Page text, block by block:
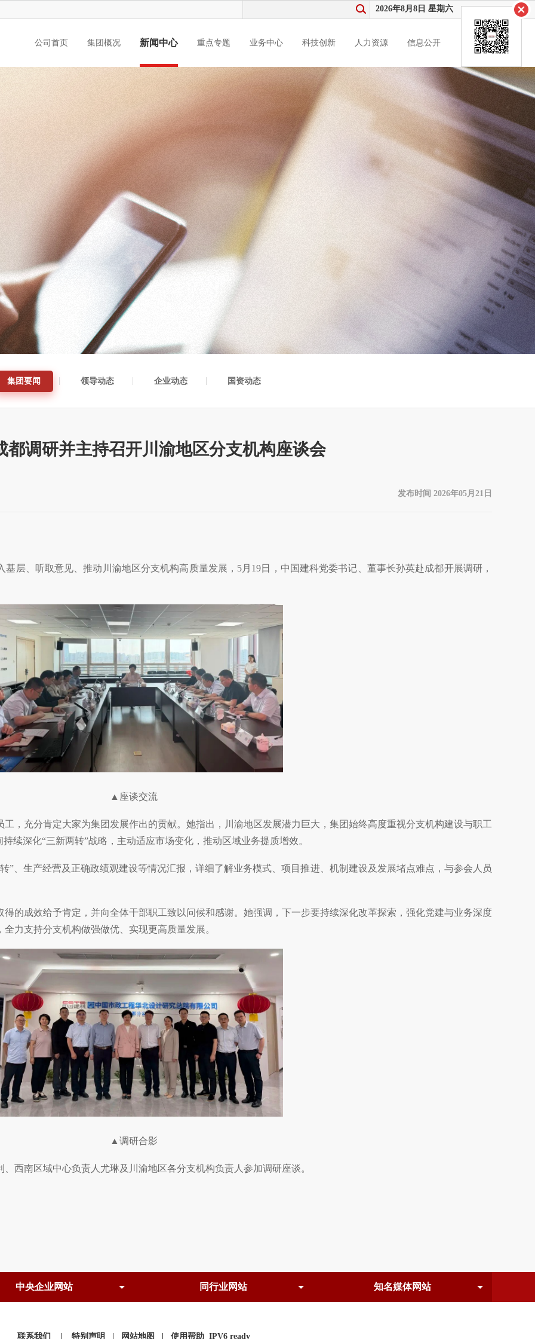
2026年8月8日 星期六
公司首页 集团概况 新闻中心 重点专题 业务中心 科技创新 人力资源 信息公开
集团要闻 领导动态 企业动态 国资动态
都调研并主持召开川渝地区分支机构座谈会
发布时间 2026年05月21日
层、听取意见、推动川渝地区分支机构高质量发展，5月19日，中国建科党委书记、董事长孙英赴成都开展调研，
▲座谈交流
充分肯定大家为集团发展作出的贡献。她指出，川渝地区发展潜力巨大，集团始终高度重视分支机构建设与职工
续深化“三新两转”战略，主动适应市场变化，推动区域业务提质增效。
生产经营及正确政绩观建设等情况汇报，详细了解业务模式、项目推进、机制建设及发展堵点难点，与参会人员
成效给予肯定，并向全体干部职工致以问候和感谢。她强调，下一步要持续深化改革探索，强化党建与业务深度
力支持分支机构做强做优、实现更高质量发展。
▲调研合影
南区域中心负责人尤琳及川渝地区各分支机构负责人参加调研座谈。
联系我们 特别声明 网站地图 使用帮助 IPV6 ready